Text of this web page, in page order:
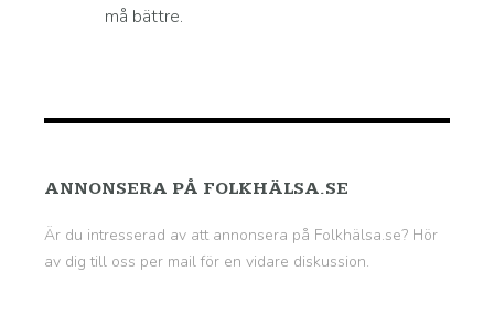
må bättre.
ANNONSERA PÅ FOLKHÄLSA.SE
Är du intresserad av att annonsera på Folkhälsa.se? Hör
av dig till oss per mail för en vidare diskussion.